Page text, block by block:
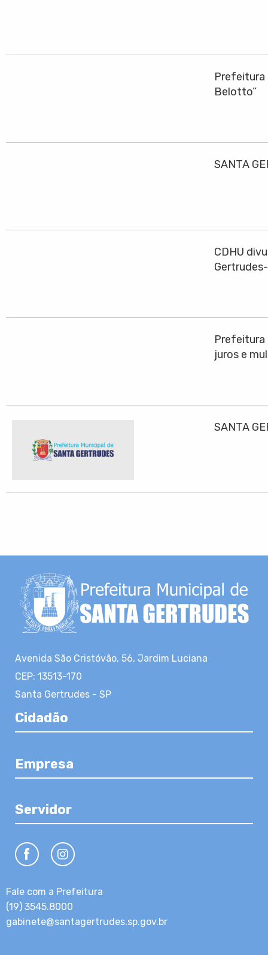
Prefeitura
Belotto”
SANTA
CDHU
Prefeitura
juros e
SANTA
Avenida São Cristóvão, 56, Jardim Luciana
CEP: 13513-170
Santa Gertrudes - SP
Cidadão
Empresa
Servidor
Fale com a Prefeitura
(19) 3545.8000
gabinete@santagertrudes.sp.gov.br